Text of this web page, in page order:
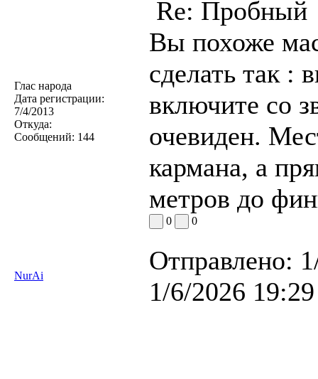
Глас народа
Дата регистрации:
7/4/2013
Откуда:
Сообщений: 144
Re: Пробный
Вы похоже
сделать так :
включите со
очевиден.
кармана, а
метров до
0 0
NurAi
Отправлено:
1/6/2026 19:29